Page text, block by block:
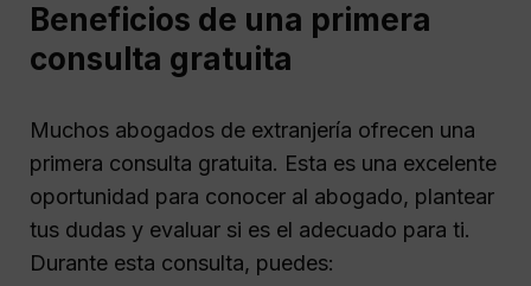
Beneficios de una primera
consulta gratuita
Muchos abogados de extranjería ofrecen una
primera consulta gratuita. Esta es una excelente
oportunidad para conocer al abogado, plantear
tus dudas y evaluar si es el adecuado para ti.
Durante esta consulta, puedes: